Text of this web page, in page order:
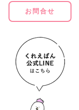
お問合せ